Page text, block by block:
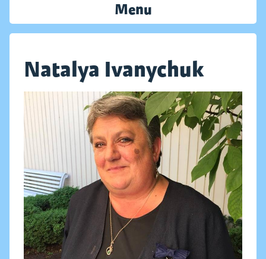
Menu
Natalуa Ivanychuk